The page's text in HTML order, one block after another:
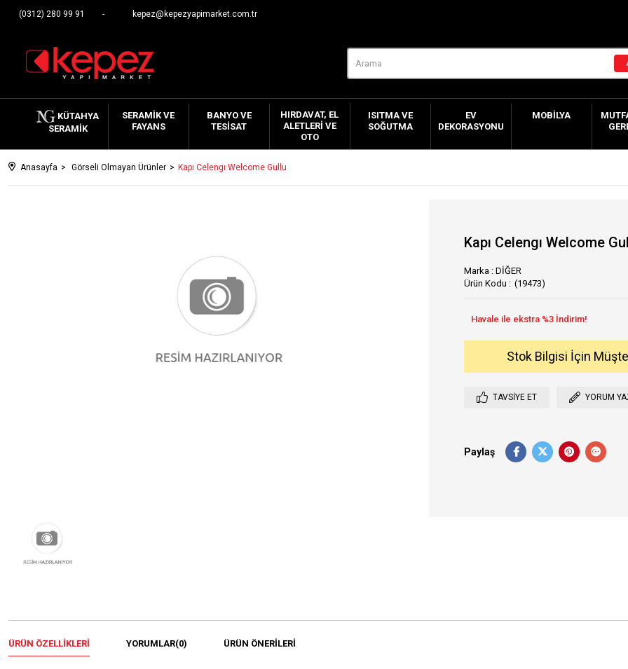
(0312) 280 99 91 kepez@kepezyapimarket.com.tr
KÜTAHYA
SERAMIK
SERAMIK VE
FAYANS
BANYO VE
TESISAT
HIRDAVAT, EL
ALETLERI VE
OTO
ISITMA VE
SOĞUTMA
EV
DEKORASYONU
MOBILYA
Anasayfa Görseli Olmayan Ürünler Kapı Celengı Welcome Gullu
Kapı Celengı Welcome
Marka : DİĞER
(19473)
Stok Bilgisi İçin
TAVSIYE ET YORUM
Paylaş
ÜRÜN ÖZELLIKLERI YORUMLAR(0) ÜRÜN ÖNERILERI